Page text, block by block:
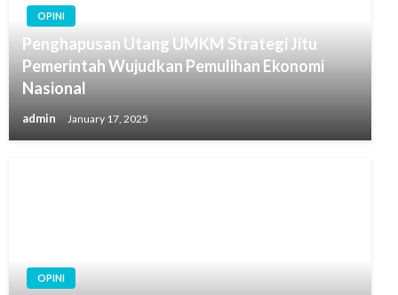
OPINI
Penghapusan Utang UMKM Strategi Jitu
Pemerintah Wujudkan Pemulihan Ekonomi
Nasional
admin January 17, 2025
OPINI